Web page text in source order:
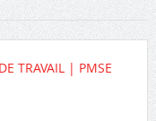
TRAVAIL | PMSE